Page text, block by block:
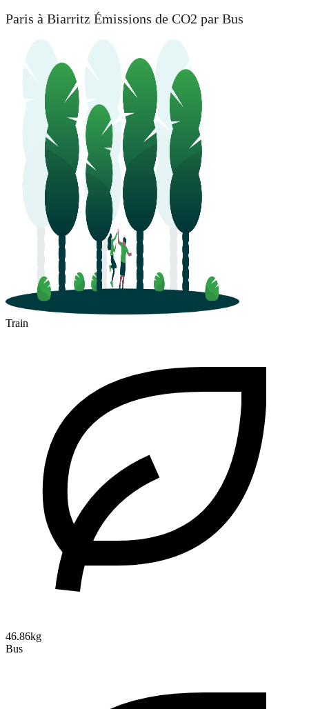
Paris à Biarritz Émissions de CO2 par Bus
Train
46.86kg
Bus